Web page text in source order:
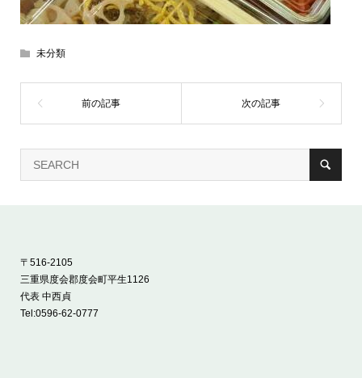
未分類
〒516-2105
三重県度会郡度会町平生1126
代表 中西貞
Tel:0596-62-0777